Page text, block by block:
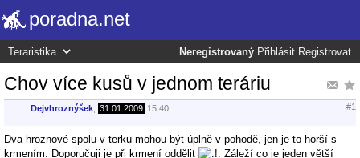
poradna.net
Neregistrovaný Přihlásit Registrovat
Chov více kusů v jednom teráriu
Dejvhroznýšek 31.01.2009 15:40 #1
Dva hroznové spolu v terku mohou být úplně v pohodě, jen je to horší s
krmením. Doporučuji je při krmení oddělit
Záleží co je jeden větší